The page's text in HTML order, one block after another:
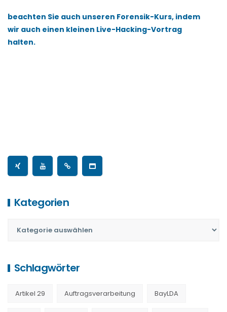
beachten Sie auch unseren Forensik-Kurs, indem
wir auch einen kleinen Live-Hacking-Vortrag
halten.
Kategorien
Schlagwörter
Artikel 29 Auftragsverarbeitung BayLDA